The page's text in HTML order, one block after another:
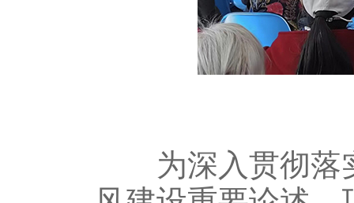
为深入贯彻落实